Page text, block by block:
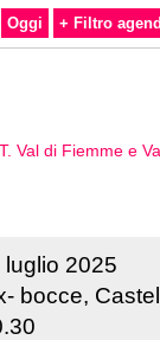
Oggi + Filtro
Val di Fiemme e
luglio 2025
bocce,